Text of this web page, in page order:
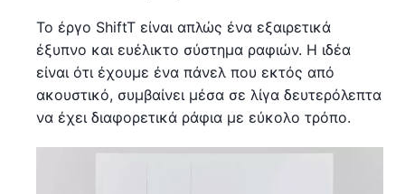
Το έργο ShiftT είναι απλώς ένα εξαιρετικά
έξυπνο και ευέλικτο σύστημα ραφιών. Η ιδέα
είναι ότι έχουμε ένα πάνελ που εκτός από
ακουστικό, συμβαίνει μέσα σε λίγα δευτερόλεπτα
να έχει διαφορετικά ράφια με εύκολο τρόπο.